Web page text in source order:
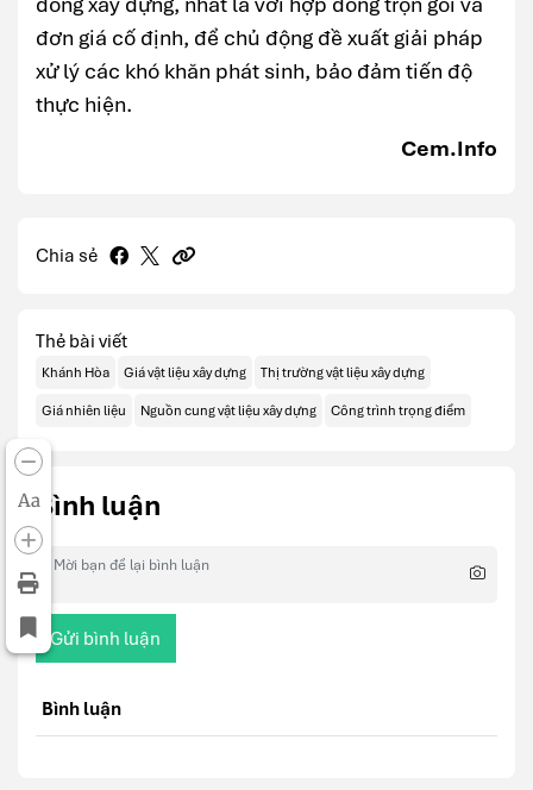
Aa
đơn giá cố định, để chủ động đề xuất giải pháp
xử lý các khó khăn phát sinh, bảo đảm tiến độ
thực hiện.
Cem.Info
Chia sẻ
Thẻ bài viết
Khánh Hòa Giá vật liệu xây dựng Thị trường vật liệu xây dựng
Giá nhiên liệu Nguồn cung vật liệu xây dựng Công trình trọng điểm
Bình luận
Gửi bình luận
Bình luận